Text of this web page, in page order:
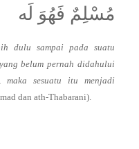
مُسْلِمٌ فَهُوَ لَه
dulu sampai pada suatu
belum pernah didahului
sesuatu itu menjadi
dan ath-Thabarani).